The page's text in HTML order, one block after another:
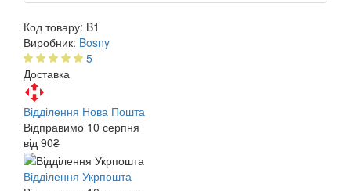
Код товару: B1
Виробник: Bosny
5
Доставка
Відділення Нова Пошта
Відправимо 10 серпня
від 90₴
Відділення Укрпошта